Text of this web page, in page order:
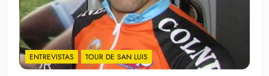
ENTREVISTAS TOUR DE SAN LUIS